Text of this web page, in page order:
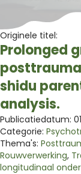
Originele titel:
Prolonged
shidu
analysis.
Publicatiedatum:
Categorie:
Thema's:
Rouwverwerking,
longitudinaal